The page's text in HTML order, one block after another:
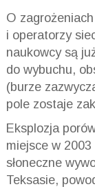
O
i operatorzy
naukowcy są
do wybuchu,
(burze
pole zostaje
Eksplozja
miejsce w
słoneczne
Teksasie,